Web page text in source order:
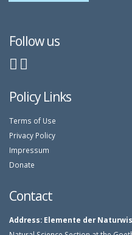
Follow us
Policy Links
Terms of Use
Privacy Policy
Impressum
Donate
Contact
Address: Elemente der